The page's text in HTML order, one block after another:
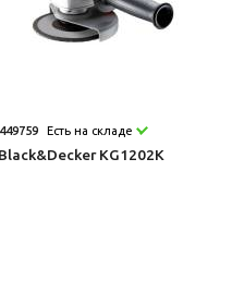
449759 Есть на складе
KG1202K